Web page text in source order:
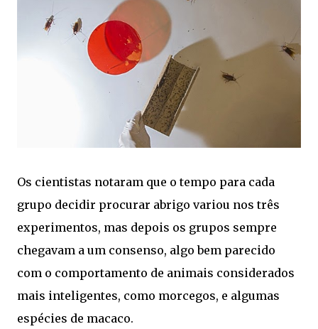
Os cientistas notaram que o tempo para cada
grupo decidir procurar abrigo variou nos três
experimentos, mas depois os grupos sempre
chegavam a um consenso, algo bem parecido
com o comportamento de animais considerados
mais inteligentes, como morcegos, e algumas
espécies de macaco.